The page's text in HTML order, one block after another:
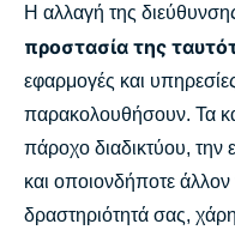
Η αλλαγή της
προστασία της
εφαρμογές και
παρακολουθήσουν. Τα
πάροχο διαδικτύου, την
και οποιονδήποτε
δραστηριότητά σας,